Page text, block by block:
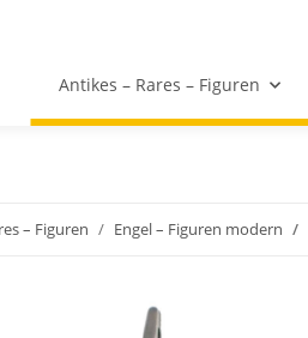
Antikes – Rares – Figuren
– Figuren Engel – Figuren modern